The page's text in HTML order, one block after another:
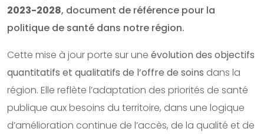
2023-2028, document de référence pour la
politique de santé dans notre région.
Cette mise à jour porte sur une évolution des objectifs
quantitatifs et qualitatifs de l’offre de soins dans la
région. Elle reflète l’adaptation des priorités de santé
publique aux besoins du territoire, dans une logique
d’amélioration continue de l’accès, de la qualité et de